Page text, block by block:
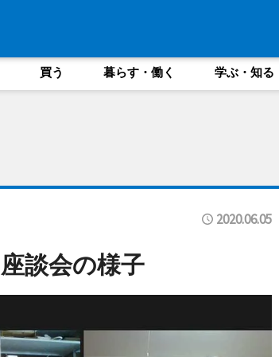
買う 暮らす・働く 学ぶ・知る
2020.06.05
談会の様子